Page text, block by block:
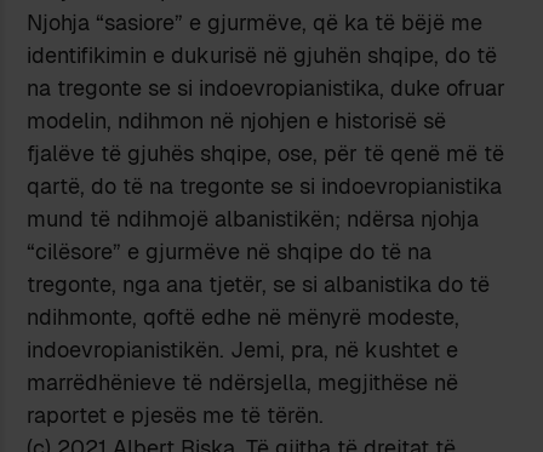
Njohja “sasiore” e gjurmëve, që ka të bëjë me
identifikimin e dukurisë në gjuhën shqipe, do të
na tregonte se si indoevropianistika, duke ofruar
modelin, ndihmon në njohjen e historisë së
fjalëve të gjuhës shqipe, ose, për të qenë më të
qartë, do të na tregonte se si indoevropianistika
mund të ndihmojë albanistikën; ndërsa njohja
“cilësore” e gjurmëve në shqipe do të na
tregonte, nga ana tjetër, se si albanistika do të
ndihmonte, qoftë edhe në mënyrë modeste,
indoevropianistikën. Jemi, pra, në kushtet e
marrëdhënieve të ndërsjella, megjithëse në
raportet e pjesës me të tërën.